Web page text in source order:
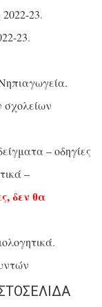
23.
23.
– οδηγίες
–
δεν θα
.